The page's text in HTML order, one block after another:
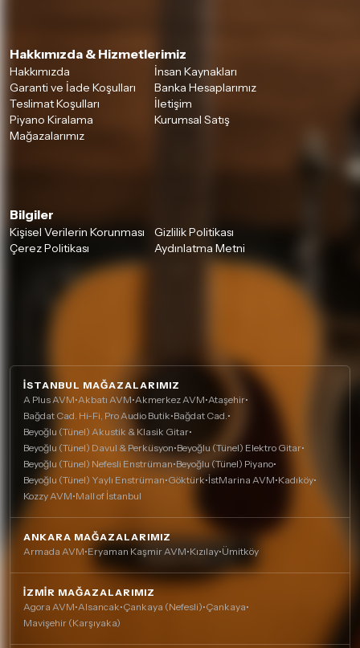
Hakkımızda & Hizmetlerimiz
Hakkımızda
İnsan Kaynakları
Garanti ve İade Koşulları
Banka Hesaplarımız
Teslimat Koşulları
İletişim
Piyano Kiralama
Kurumsal Satış
Mağazalarımız
Bilgiler
Kişisel Verilerin Korunması
Gizlilik Politikası
Çerez Politikası
Aydınlatma Metni
İSTANBUL MAĞAZALARIMIZ
A Plus AVM•Akbatı AVM•Akmerkez AVM•Ataşehir•
Bağdat Cad. Hi-Fi, Pro Audio Butik•Bağdat Cad.•
Beyoğlu (Tünel) Akustik & Klasik Gitar•
Beyoğlu (Tünel) Davul & Perküsyon•Beyoğlu (Tünel) Elektro Gitar•
Beyoğlu (Tünel) Nefesli Enstrüman•Beyoğlu (Tünel) Piyano•
Beyoğlu (Tünel) Yaylı Enstrüman•Göktürk•İstMarina AVM•Kadıköy•
Kozzy AVM•Mall of İstanbul
ANKARA MAĞAZALARIMIZ
Armada AVM•Eryaman Kaşmir AVM•Kızılay•Ümitköy
İZMIR MAĞAZALARIMIZ
Agora AVM•Alsancak•Çankaya (Nefesli)•Çankaya•
Mavişehir (Karşıyaka)